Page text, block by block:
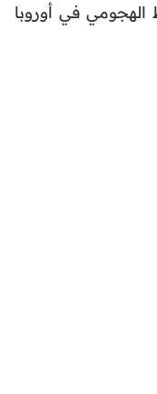
الهجومي في أوروبا